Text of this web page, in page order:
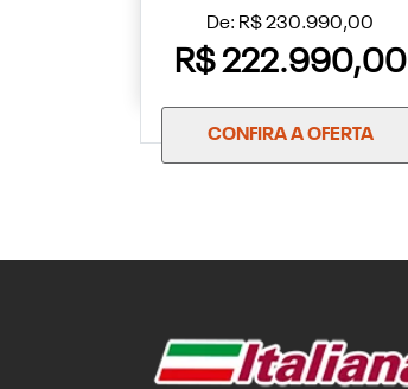
De: R$ 230.990,00
R$ 222.990,00
CONFIRA A OFERTA